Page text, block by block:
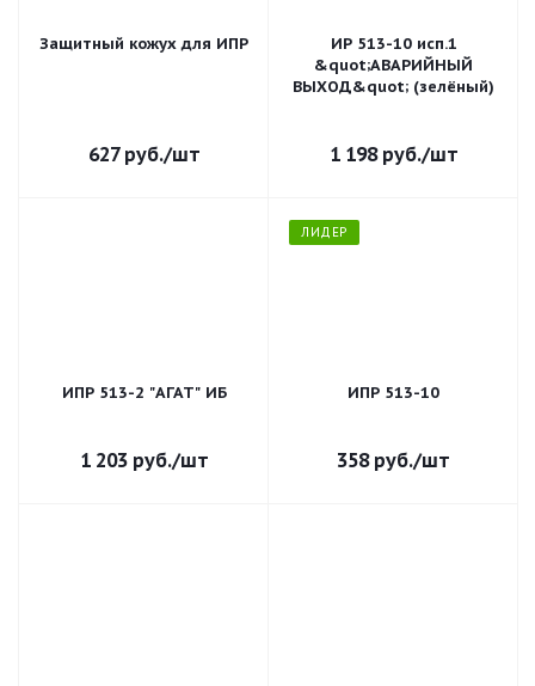
Защитный кожух для ИПР
627руб./шт
ИР 513-10 исп.1
&quot;АВАРИЙНЫЙ
ВЫХОД&quot; (зелёный)
1 198руб./шт
ИПР 513-2 "АГАТ" ИБ
1 203руб./шт
ЛИДЕР
ИПР 513-10
358руб./шт